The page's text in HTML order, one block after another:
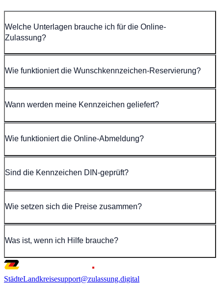
Welche Unterlagen brauche ich für die Online-
Zulassung?
Wie funktioniert die Wunschkennzeichen-Reservierung?
Wann werden meine Kennzeichen geliefert?
Wie funktioniert die Online-Abmeldung?
Sind die Kennzeichen DIN-geprüft?
Wie setzen sich die Preise zusammen?
Was ist, wenn ich Hilfe brauche?
StädteLandkreisesupport@zulassung.digital